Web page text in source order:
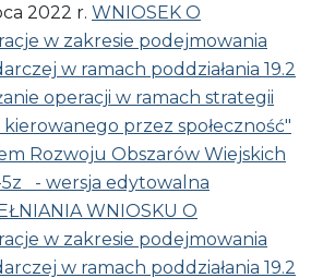
2022 r. WNIOSEK O
w zakresie podejmowania
w ramach poddziałania 19.2
operacji w ramach strategii
przez społeczność"
Rozwoju Obszarów Wiejskich
5z - wersja edytowalna
WNIOSKU O
w zakresie podejmowania
w ramach poddziałania 19.2